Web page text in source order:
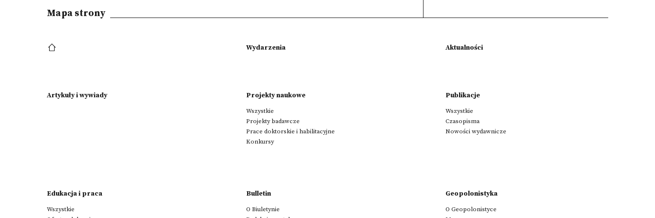
Mapa strony
Wydarzenia Aktualności
Artykuły i wywiady Projekty naukowe
Wszystkie
Projekty badawcze
Prace doktorskie i habilitacyjne
Konkursy
Publikacje
Wszystkie
Czasopisma
Nowości wydawnicze
Edukacja i praca
Wszystkie
Bulletin
O Biuletynie
Geopolonistyka
O Geopolonistyce